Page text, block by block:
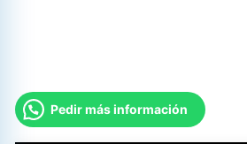
Pedir más información